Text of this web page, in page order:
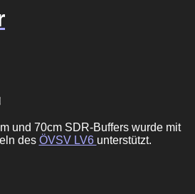
und 70cm SDR-Buffers wurde mit
des ÖVSV LV6 unterstützt.